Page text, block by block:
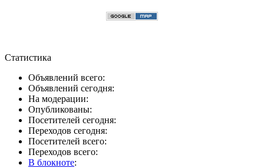
Статистика
Объявлений всего:
Объявлений сегодня:
На модерации:
Опубликованы:
Посетителей сегодня:
Переходов сегодня:
Посетителей всего:
Переходов всего:
В блокноте: